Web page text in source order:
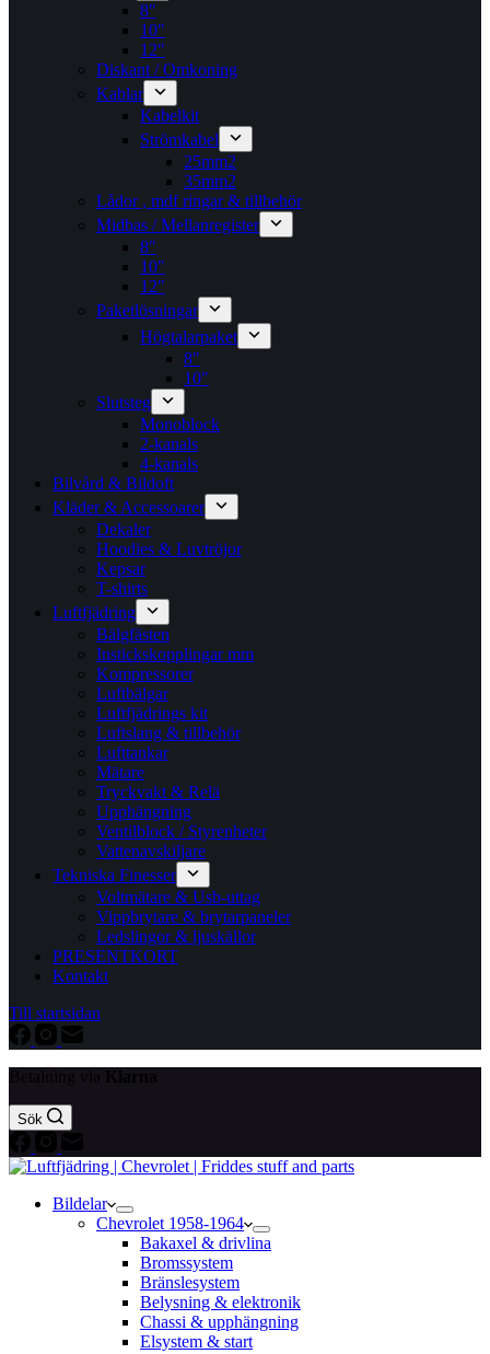
8″
10″
12″
Diskant / Omkoning​
Kablar
Kabelkit
Strömkabel
25mm2
35mm2
Lådor , mdf ringar & tillbehör
Midbas / Mellanregister
8″
10″
12″
Paketlösningar
Högtalarpaket
8″
10″
Slutsteg
Monoblock
2-kanals
4-kanals
Bilvård & Bildoft
Kläder & Accessoarer
Dekaler
Hoodies & Luvtröjor
Kepsar
T-shirts
Luftfjädring
Bälgfästen
Instickskopplingar mm
Kompressorer
Luftbälgar
Luftfjädrings kit
Luftslang & tillbehör
Lufttankar
Mätare
Tryckvakt & Relä
Upphängning
Ventilblock / Styrenheter
Vattenavskiljare
Tekniska Finesser
Voltmätare & Usb-uttag
Vippbrytare & brytarpaneler
Ledslingor & ljuskällor
PRESENTKORT
Kontakt
Till startsidan
Sök
Bildelar
Chevrolet 1958-1964
Bakaxel & drivlina
Bromssystem
Bränslesystem
Belysning & elektronik
Chassi & upphängning
Elsystem & start